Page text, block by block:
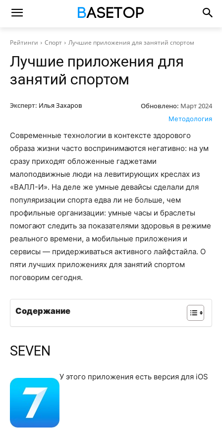
Рейтинги Спорт Лучшие приложения для занятий спортом
Лучшие приложения для
занятий спортом
Эксперт: Илья Захаров Обновлено: Март 2024
Методология
Современные технологии в контексте здорового
образа жизни часто воспринимаются негативно: на ум
сразу приходят обложенные гаджетами
малоподвижные люди на левитирующих креслах из
«ВАЛЛ-И». На деле же умные девайсы сделали для
популяризации спорта едва ли не больше, чем
профильные организации: умные часы и браслеты
помогают следить за показателями здоровья в режиме
реального времени, а мобильные приложения и
сервисы — придерживаться активного лайфстайла. О
пяти лучших приложениях для занятий спортом
поговорим сегодня.
Содержание
SEVEN
У этого приложения есть версия для iOS